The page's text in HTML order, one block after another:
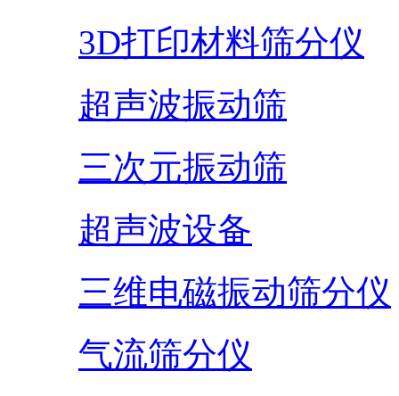
3D打印材料筛分仪
超声波振动筛
三次元振动筛
超声波设备
三维电磁振动筛分仪
气流筛分仪